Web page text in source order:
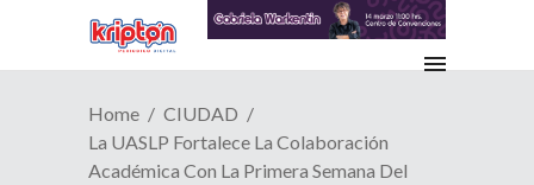
Home
CIUDAD
La UASLP Fortalece La Colaboración
Académica Con La Primera Semana Del